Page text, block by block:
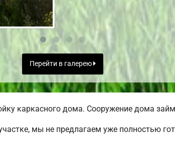
Перейти в галерею
каркасного дома. Сооружение дома
мы не предлагаем уже полностью